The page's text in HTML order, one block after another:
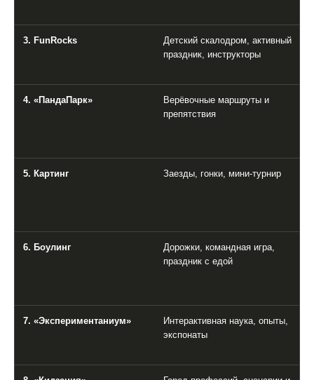
3. FunRocks
Детский скалодром, активный
праздник, инструкторы
4. «ПандаПарк»
Верёвочные маршруты и
препятствия
5. Картинг Заезды, гонки, мини-турнир
6. Боулинг
Дорожки, командная игра,
праздник с едой
7. «Экспериментаниум»
Интерактивная наука, опыты,
экспонаты